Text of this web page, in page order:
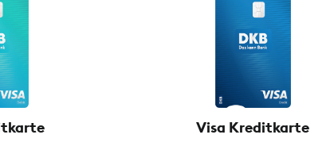
Visa Kreditkarte